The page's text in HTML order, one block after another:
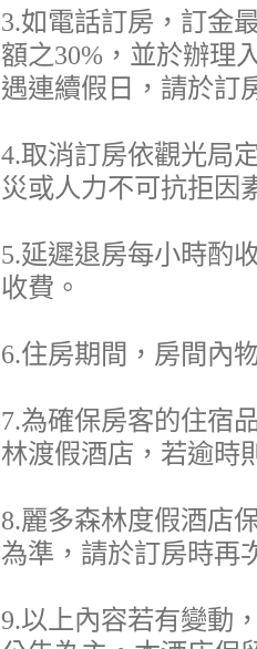
3.如電話訂房，訂金
額之30%，並於辦理
遇連續假日，請於訂
4.取消訂房依觀光局
災或人力不可抗拒因
5.延遲退房每小時酌
收費。
6.住房期間，房間內
7.為確保房客的住宿
林渡假酒店，若逾時
8.麗多森林度假酒店
為準，請於訂房時再
9.以上內容若有變動